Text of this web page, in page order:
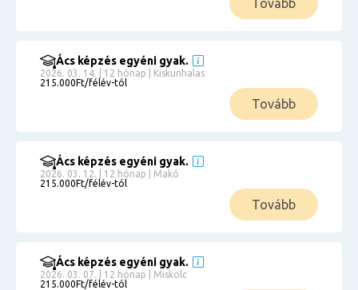
Tovább
Ács képzés egyéni gyak.
2026. 03. 14. | 12 hónap | Kiskunhalas
215.000Ft/félév-tól
Tovább
Ács képzés egyéni gyak.
2026. 03. 12. | 12 hónap | Makó
215.000Ft/félév-tól
Tovább
Ács képzés egyéni gyak.
2026. 03. 07. | 12 hónap | Miskolc
215.000Ft/félév-tól